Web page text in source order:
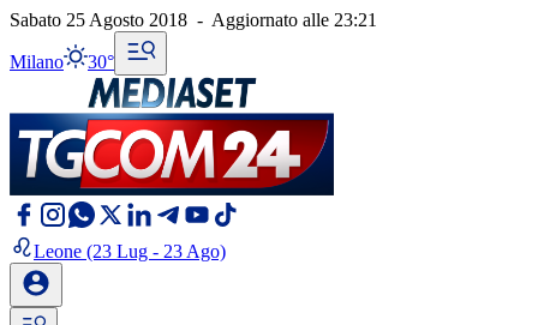
Sabato 25 Agosto 2018 - Aggiornato alle 23:21
Milano 30°
Leone (23 Lug - 23 Ago)